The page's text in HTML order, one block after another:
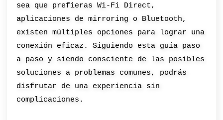
sea que prefieras Wi-Fi Direct,
aplicaciones de mirroring o Bluetooth,
existen múltiples opciones para lograr una
conexión eficaz. Siguiendo esta guía paso
a paso y siendo consciente de las posibles
soluciones a problemas comunes, podrás
disfrutar de una experiencia sin
complicaciones.